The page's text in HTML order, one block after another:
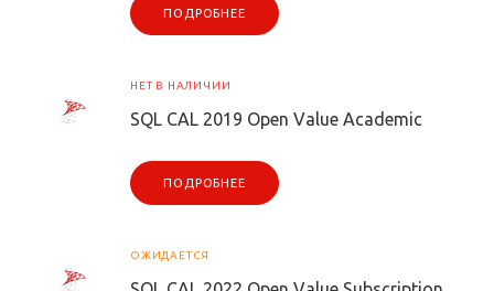
ПОДРОБНЕЕ
НЕТ В НАЛИЧИИ
SQL CAL 2019 Open Value Academic
ПОДРОБНЕЕ
ОЖИДАЕТСЯ